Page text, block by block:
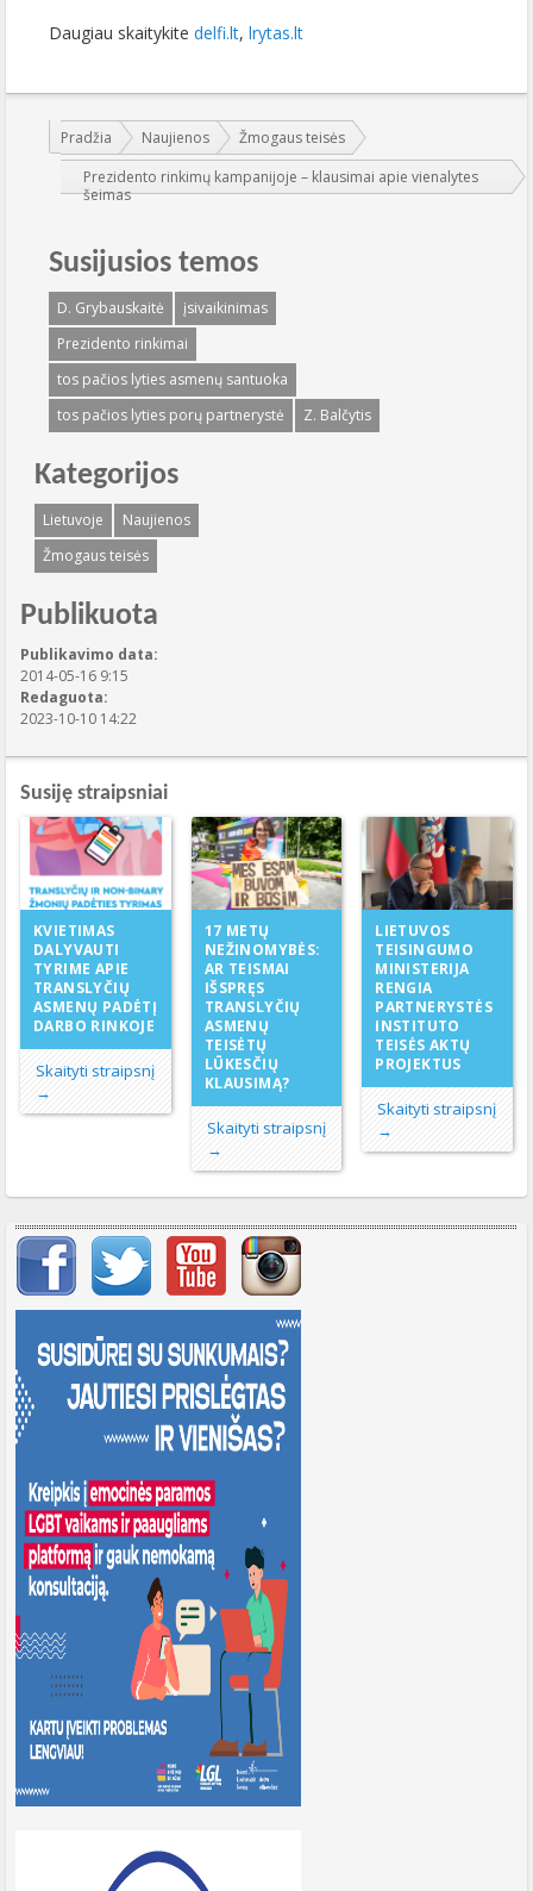
Daugiau skaitykite delfi.lt, lrytas.lt
Jūs esate čia:
Pradžia Naujienos
Žmogaus teisės
Prezidento rinkimų kampanijoje – klausimai apie vienalytes
šeimas
Susijusios temos
D. Grybauskaitė
įsivaikinimas
Prezidento rinkimai
tos pačios lyties asmenų santuoka
tos pačios lyties porų partnerystė
Z. Balčytis
Kategorijos
Lietuvoje
Naujienos
Žmogaus teisės
Publikuota
Publikavimo data:
2014-05-16 9:15
Redaguota:
2023-10-10 14:22
Susiję straipsniai
KVIETIMAS
DALYVAUTI
TYRIME APIE
TRANSLYČIŲ
ASMENŲ PADĖTĮ
DARBO RINKOJE
Skaityti straipsnį
→
17 METŲ
NEŽINOMYBĖS:
AR TEISMAI
IŠSPRĘS
TRANSLYČIŲ
ASMENŲ
TEISĖTŲ
LŪKESČIŲ
KLAUSIMĄ?
Skaityti straipsnį
→
LIETUVOS
TEISINGUMO
MINISTERIJA
RENGIA
PARTNERYSTĖS
INSTITUTO
TEISĖS AKTŲ
PROJEKTUS
Skaityti straipsnį
→
Svarbių įrašų meniu